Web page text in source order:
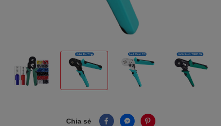
Chia sẻ